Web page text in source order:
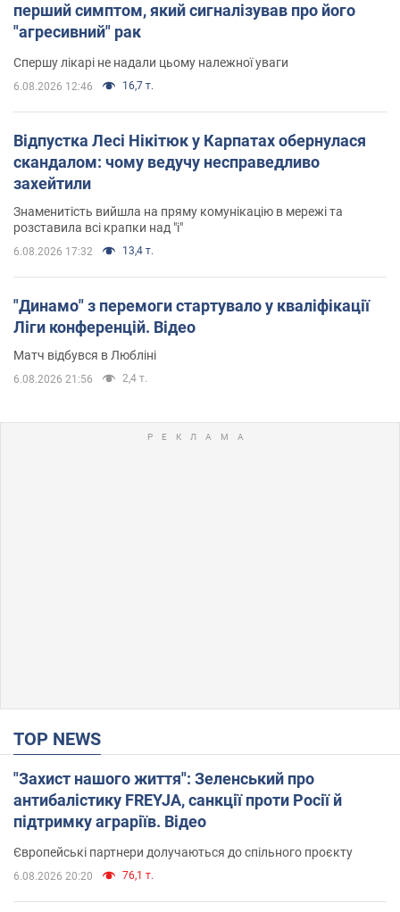
перший симптом, який сигналізував про його
"агресивний" рак
Спершу лікарі не надали цьому належної уваги
6.08.2026 12:46 16,7 т.
Відпустка Лесі Нікітюк у Карпатах обернулася
скандалом: чому ведучу несправедливо
захейтили
Знаменитість вийшла на пряму комунікацію в мережі та
розставила всі крапки над "і"
6.08.2026 17:32 13,4 т.
"Динамо" з перемоги стартувало у кваліфікації
Ліги конференцій. Відео
Матч відбувся в Любліні
6.08.2026 21:56 2,4 т.
TOP NEWS
"Захист нашого життя": Зеленський про
антибалістику FREYJA, санкції проти Росії й
підтримку аграріїв. Відео
Європейські партнери долучаються до спільного проєкту
6.08.2026 20:20 76,1 т.